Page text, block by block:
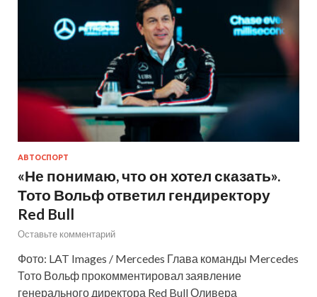
АВТОСПОРТ
«Не понимаю, что он хотел сказать».
Тото Вольф ответил гендиректору
Red Bull
Оставьте комментарий
Фото: LAT Images / Mercedes Глава команды Mercedes
Тото Вольф прокомментировал заявление
генерального директора Red Bull Оливера